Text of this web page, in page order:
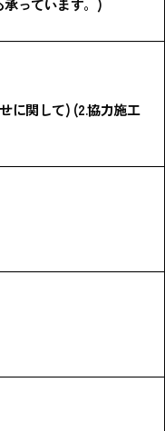
に関して) (2.協力施工